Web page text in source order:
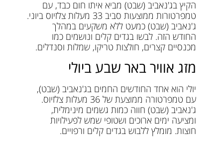
הקיץ בג'נאביב (שבט) מביא איתו חום כבד, עם
טמפרטורות ממוצעות סביב 33 מעלות צלזיוס ביוני.
ג'נאביב (שבט) כמעט ללא משקעים במהלך
החודש הזה. לבשו בגדים קלים ונושמים כמו
מכנסיים קצרים, חולצות טריקו, שמלות וסנדלים.
מזג אוויר באר שבע ביולי
יולי הוא אחד החודשים החמים בג'נאביב (שבט),
עם טמפרטורה ממוצעת של 36 מעלות צלזיוס.
ג'נאביב (שבט) חווה כמות גשמים מינימלית,
ומציעה ימים ארוכים ושטופי שמש לפעילויות
חוצות. מומלץ ללבוש בגדים קלים ורפויים.